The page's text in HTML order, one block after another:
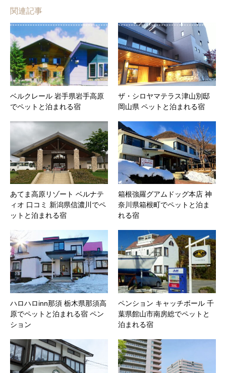
関連記事
ベルクレール 岩手県岩手高原
でペットと泊まれる宿
ザ・シロヤマテラス津山別邸
岡山県 ペットと泊まれる宿
あてま高原リゾート ベルナテ
ィオ 口コミ 新潟県信濃川でペ
ットと泊まれる宿
箱根強羅グアムドッグ本店 神
奈川県箱根町でペットと泊ま
れる宿
ハロハロinn那須 栃木県那須高
原でペットと泊まれる宿 ペン
ション
ペンション キャッチボール 千
葉県館山市南房総でペットと
泊まれる宿